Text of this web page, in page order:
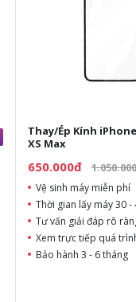
Thay/Ép Kính iPhone
XS Max
650.000đ
Vệ sinh máy miễn phí
Thời gian lấy máy 30 -
Tư vấn giải đáp rõ
Xem trực tiếp quá
Bảo hành 3 - 6 tháng